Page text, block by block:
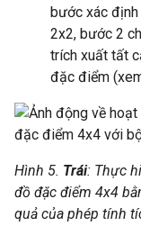
bước xác
2x2, bước 2
trích xuất tất
đặc điểm
Hình 5. Trái: Thực
đồ đặc điểm 4x4
quả của phép tính